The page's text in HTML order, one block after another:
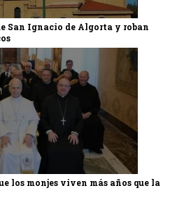
San Ignacio de Algorta y roban
los monjes viven más años que la